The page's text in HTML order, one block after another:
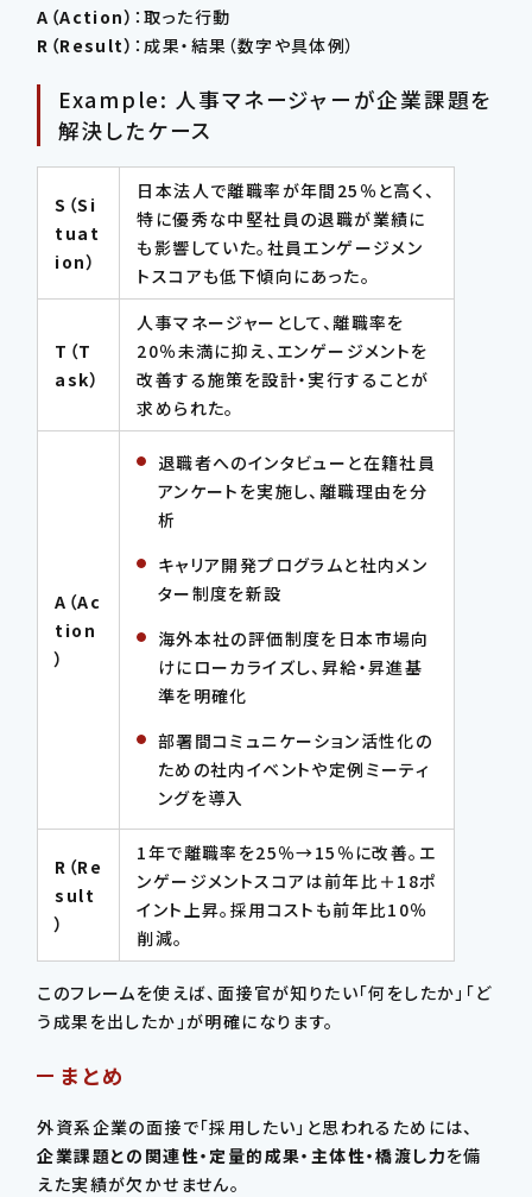
A（Action） ：取った行動
R（Result） ：成果・結果（数字や具体例）
Example: 人事マネージャーが企業課題を
解決したケース
S（Si
tuat
ion）
日本法人で離職率が年間25％と高く、
特に優秀な中堅社員の退職が業績に
も影響していた。社員エンゲージメン
トスコアも低下傾向にあった。
T（T
ask）
人事マネージャーとして、離職率を
20％未満に抑え、エンゲージメントを
改善する施策を設計・実行することが
求められた。
A（Ac
tion
）
退職者へのインタビューと在籍社員
アンケートを実施し、離職理由を分
析
キャリア開発プログラムと社内メン
ター制度を新設
海外本社の評価制度を日本市場向
けにローカライズし、昇給・昇進基
準を明確化
部署間コミュニケーション活性化の
ための社内イベントや定例ミーティ
ングを導入
R（Re
sult
）
1年で離職率を25％→15％に改善。エ
ンゲージメントスコアは前年比＋18ポ
イント上昇。採用コストも前年比10％
削減。
このフレームを使えば、面接官が知りたい「何をしたか」「ど
う成果を出したか」が明確になります。
まとめ
外資系企業の面接で「採用したい」と思われるためには、
企業課題との関連性・定量的成果・主体性・橋渡し力を備
えた実績が欠かせません。